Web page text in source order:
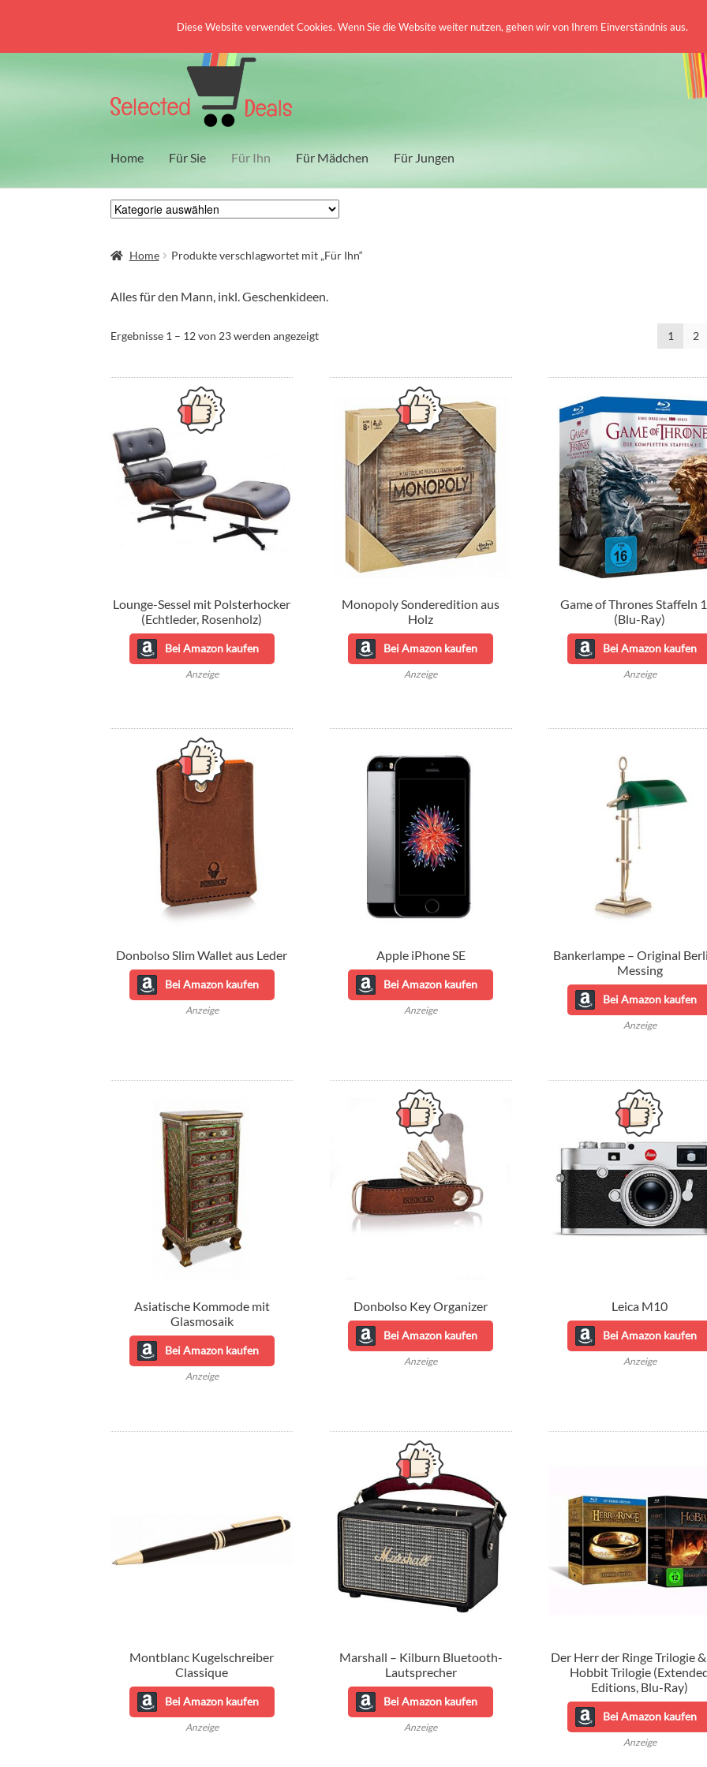
Home Für Sie Für Ihn Für Mädchen Für Jungen
Home Produkte verschlagwortet mit „Für Ihn“
Alles für den Mann, inkl. Geschenkideen.
Ergebnisse 1 – 12 von 23 werden angezeigtNach
1 2
Lounge-Sessel mit Polsterhocker
(Echtleder, Rosenholz)
Bei Amazon kaufen
Anzeige
Monopoly Sonderedition aus
Holz
Bei Amazon kaufen
Anzeige
Game of Thrones Staffeln
(Blu-Ray)
Bei Amazon kaufen
Anzeige
Donbolso Slim Wallet aus Leder
Bei Amazon kaufen
Anzeige
Apple iPhone SE
Bei Amazon kaufen
Anzeige
Bankerlampe – Original
Messing
Bei Amazon kaufen
Anzeige
Asiatische Kommode mit
Glasmosaik
Bei Amazon kaufen
Anzeige
Donbolso Key Organizer
Bei Amazon kaufen
Anzeige
Leica M10
Bei Amazon kaufen
Anzeige
Montblanc Kugelschreiber
Classique
Bei Amazon kaufen
Anzeige
Marshall – Kilburn Bluetooth-
Lautsprecher
Bei Amazon kaufen
Anzeige
Der Herr der Ringe Trilogie
Hobbit Trilogie
Editions, Blu-Ray)
Bei Amazon kaufen
Anzeige
Diese Website verwendet Cookies. Wenn Sie die Website weiter nutzen, gehen wir von Ihrem Einverständnis aus.